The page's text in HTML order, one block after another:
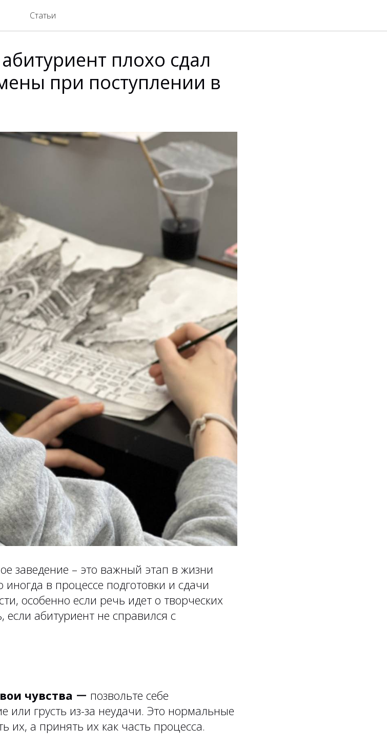
Статьи
плохо сдал
при поступлении в
заведение – это важный этап в жизни
в процессе подготовки и сдачи
особенно если речь идет о творческих
абитуриент не справился с
чувства ー позвольте себе
или грусть из-за неудачи. Это нормальные
их, а принять их как часть процесса.